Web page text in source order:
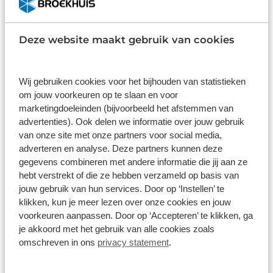
Deze website maakt gebruik van cookies
Wij gebruiken cookies voor het bijhouden van statistieken
om jouw voorkeuren op te slaan en voor
marketingdoeleinden (bijvoorbeeld het afstemmen van
advertenties). Ook delen we informatie over jouw gebruik
van onze site met onze partners voor social media,
adverteren en analyse. Deze partners kunnen deze
gegevens combineren met andere informatie die jij aan ze
hebt verstrekt of die ze hebben verzameld op basis van
jouw gebruik van hun services. Door op ‘Instellen’ te
klikken, kun je meer lezen over onze cookies en jouw
voorkeuren aanpassen. Door op ‘Accepteren’ te klikken, ga
je akkoord met het gebruik van alle cookies zoals
omschreven in ons privacy statement.
Wat klanten over ons zeggen
9,0
5
4 290 reviews
3 61 reviews
2 41 reviews
1 26 reviews
Bekijk alle reviews